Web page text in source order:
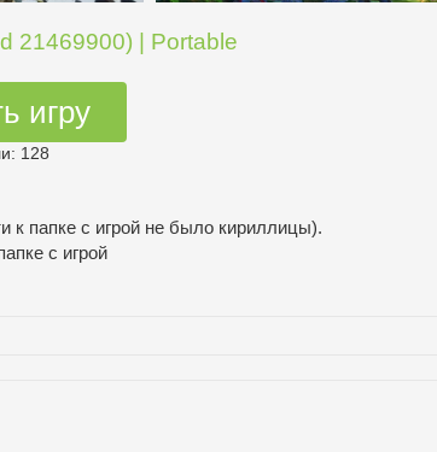
21469900) | Portable
игру
128
к папке с игрой не было кириллицы).
с игрой